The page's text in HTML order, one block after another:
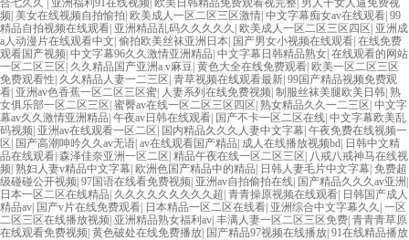
合七久久 | 亚洲福利91在线视频| 欧美日韩精品免费观看视完整| 男人干女人逼免费视
频| 美女在线视频自拍愉拍| 欧美成人一区二区三区激情| 中文字幕痴女av在线观看| 99
精品自拍视频在线观看| 亚洲精品乱码久久久久久 | 欧美成人一区二区三区四区| 亚洲成
a人动漫片在线观看中文| 偷拍欧美丝袜亚洲日本| 国产男女小视频在线观看| 在线免费
观看国产视频| 中文字幕96久久激情亚洲精品| 中文字幕日韩精品熟女| 在线观看的网站
一区二区三区| 久久精品国产亚洲a v麻豆| 黄色大全在线免费观看| 欧美一区二区三区
免费观看性| 久久精品人妻一二三区| 青草视频在线观看最新| 99国产精品视频免费观
看| 亚洲av色香蕉一区二区三区蜜| 人妻系列在线免费视频| 制服丝袜美腿欧美日韩| 熟
女俱乐部一区二区三区| 蜜臀av在线一区二区三区四区| 熟女精品久久一二三区| 中文字
幕av久久激情亚洲精品| 午夜av日韩在线观看| 国产不卡一区二区在线| 中文字幕欧美乱
码视频| 亚洲av在线观看一区二区| 国内精品久久久人妻中文字幕| 午夜免费在线视频一
区| 国产高潮呻吟久久av无语| av在线观看国产精品| 成人在线播放视频bd| 日韩中文精
品在线观看| 森泽佳奈亚洲一区二区| 精品午夜在线一区二区三区| 八戒八戒神马在线视
频| 熟妇人妻v精品中文字幕| 欧洲色国产精品中的精品| 日韩人妻毛片中文字幕| 免费超
级碰碰公开视频| 97国语在线看免费视频| 亚洲av自拍偷拍在线| 国产精品久久久av亚洲 |
日本一区二区在线精品| 久久久久久久久久久超| 青青操原视频在线观看| 日韩国产成人
精品av| 国产v片在线免费观看| 日本精品一区二区在线看| 亚洲综合中文字幕久久 | 一区
二区三区在线播放视频| 亚洲精品熟女福利av| 丰满人妻一区二区三区免费| 青青青草原
在线观看免费视频| 黄色破处在线免费播放| 国产精品97视频在线播放| 91在线精品播放